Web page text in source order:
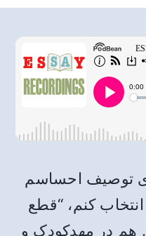
توصیف احساسم
کنم، “قطع
هم در مهدکودک و